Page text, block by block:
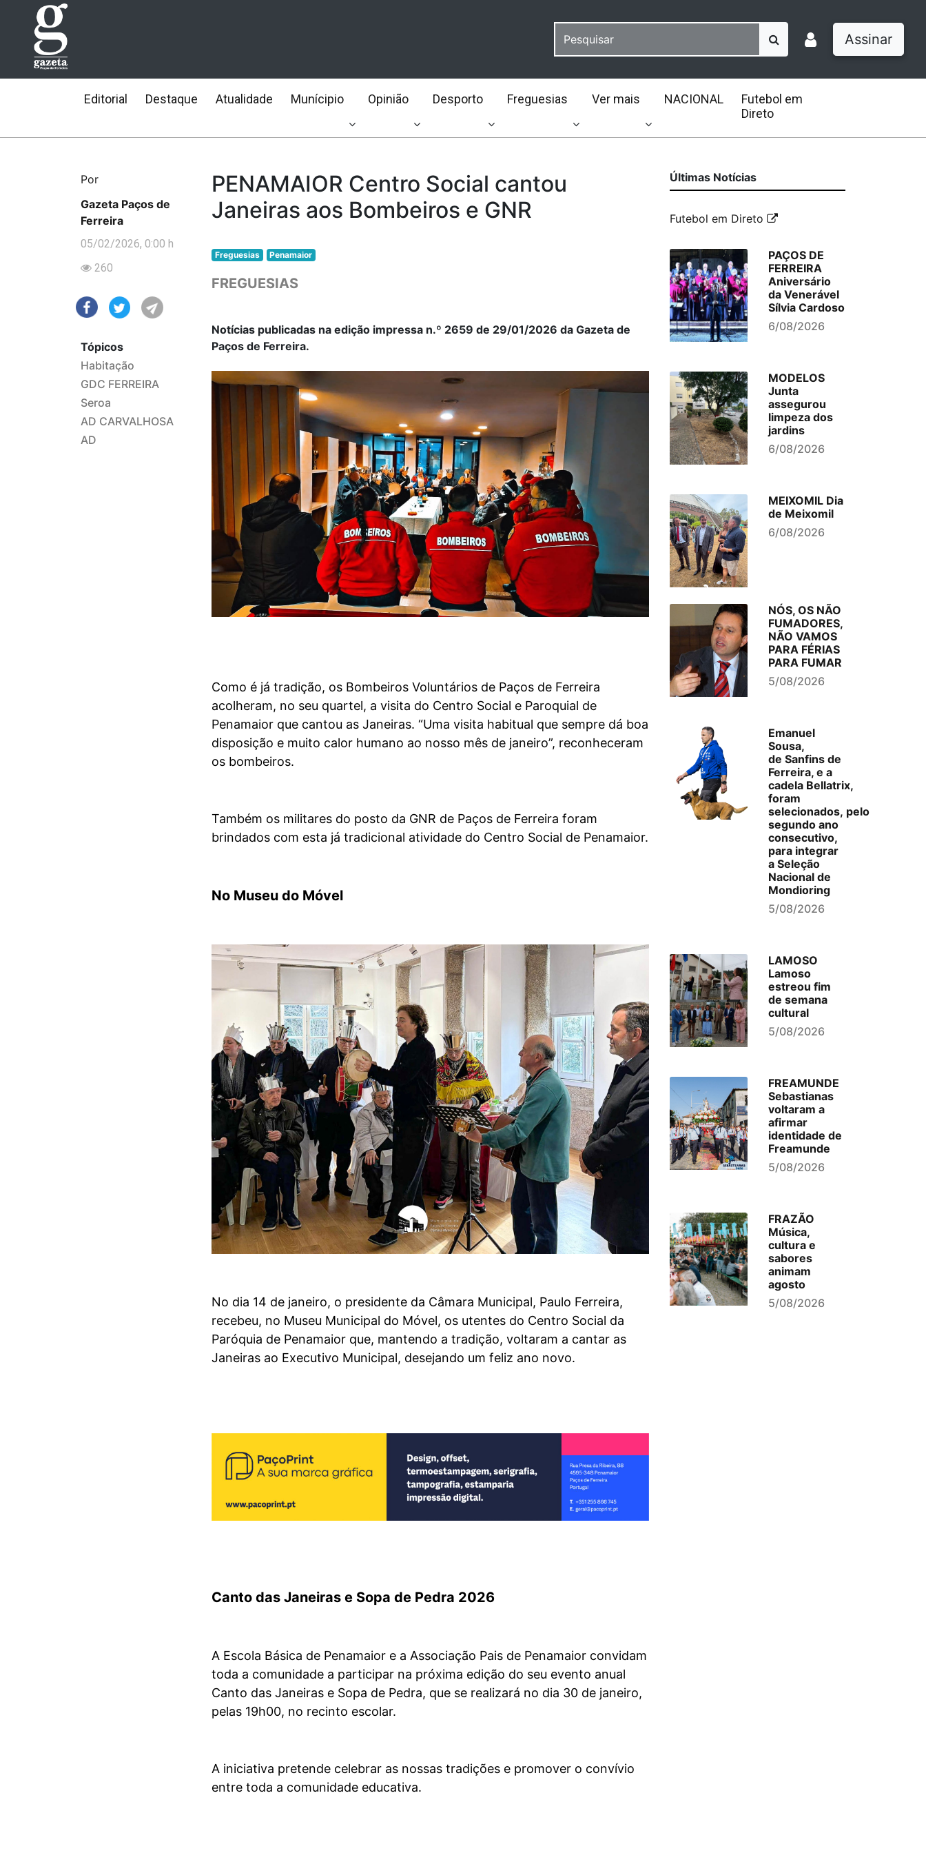
Assinar
Editorial Destaque Atualidade Munícipio Opinião Desporto Freguesias Ver mais NACIONAL
Futebol em
Direto
Por
Gazeta Paços de
Ferreira
05/02/2026, 0:00 h
260
Tópicos
Habitação
GDC FERREIRA
Seroa
AD CARVALHOSA
AD
PENAMAIOR Centro Social cantou
Janeiras aos Bombeiros e GNR
Freguesias Penamaior
FREGUESIAS
Notícias publicadas na edição impressa n.º 2659 de 29/01/2026 da Gazeta de
Paços de Ferreira.
Como é já tradição, os Bombeiros Voluntários de Paços de Ferreira
acolheram, no seu quartel, a visita do Centro Social e Paroquial de
Penamaior que cantou as Janeiras. “Uma visita habitual que sempre dá boa
disposição e muito calor humano ao nosso mês de janeiro”, reconheceram
os bombeiros.
Também os militares do posto da GNR de Paços de Ferreira foram
brindados com esta já tradicional atividade do Centro Social de Penamaior.
No Museu do Móvel
No dia 14 de janeiro, o presidente da Câmara Municipal, Paulo Ferreira,
recebeu, no Museu Municipal do Móvel, os utentes do Centro Social da
Paróquia de Penamaior que, mantendo a tradição, voltaram a cantar as
Janeiras ao Executivo Municipal, desejando um feliz ano novo.
Canto das Janeiras e Sopa de Pedra 2026
A Escola Básica de Penamaior e a Associação Pais de Penamaior convidam
toda a comunidade a participar na próxima edição do seu evento anual
Canto das Janeiras e Sopa de Pedra, que se realizará no dia 30 de janeiro,
pelas 19h00, no recinto escolar.
A iniciativa pretende celebrar as nossas tradições e promover o convívio
entre toda a comunidade educativa.
Últimas Notícias
Futebol em Direto
PAÇOS DE
FERREIRA
Aniversário
da Venerável
Sílvia Cardoso
6/08/2026
MODELOS
Junta
assegurou
limpeza dos
jardins
6/08/2026
MEIXOMIL Dia
de Meixomil
6/08/2026
NÓS, OS NÃO
FUMADORES,
NÃO VAMOS
PARA FÉRIAS
PARA FUMAR
5/08/2026
Emanuel
Sousa,
de Sanfins de
Ferreira, e a
cadela Bellatrix,
foram
selecionados, pelo
segundo ano
consecutivo,
para integrar
a Seleção
Nacional de
Mondioring
5/08/2026
LAMOSO
Lamoso
estreou fim
de semana
cultural
5/08/2026
FREAMUNDE
Sebastianas
voltaram a
afirmar
identidade de
Freamunde
5/08/2026
FRAZÃO
Música,
cultura e
sabores
animam
agosto
5/08/2026